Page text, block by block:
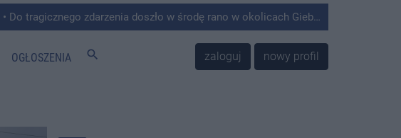
• Do tragicznego zdarzenia doszło w środę rano w okolicach Giebni koło Janikowa. Wówczas na słupie energetycznym odnaleziono ciało mężczyzny.
OGŁOSZENIA search zaloguj nowy profil